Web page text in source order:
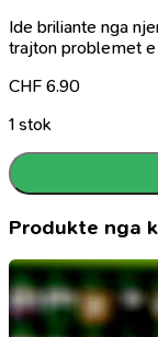
Ide briliante nga
trajton problemet
CHF 6.90
1 stok
Produkte nga